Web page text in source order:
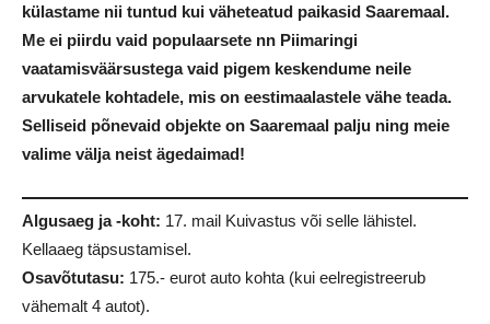
külastame nii tuntud kui väheteatud paikasid Saaremaal.
Me ei piirdu vaid populaarsete nn Piimaringi
vaatamisväärsustega vaid pigem keskendume neile
arvukatele kohtadele, mis on eestimaalastele vähe teada.
Selliseid põnevaid objekte on Saaremaal palju ning meie
valime välja neist ägedaimad!
Algusaeg ja -koht: 17. mail Kuivastus või selle lähistel.
Kellaaeg täpsustamisel.
Osavõtutasu: 175.- eurot auto kohta (kui eelregistreerub
vähemalt 4 autot).